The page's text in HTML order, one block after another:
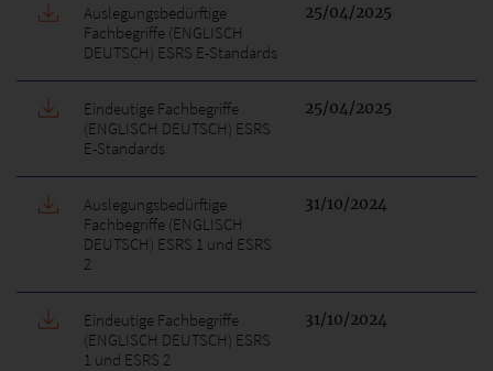
Auslegungsbedürftige
Fachbegriffe (ENGLISCH
DEUTSCH) ESRS E-Standards
25/04/2025
Eindeutige Fachbegriffe
(ENGLISCH DEUTSCH) ESRS
E-Standards
25/04/2025
Auslegungsbedürftige
Fachbegriffe (ENGLISCH
DEUTSCH) ESRS 1 und ESRS
2
31/10/2024
Eindeutige Fachbegriffe
(ENGLISCH DEUTSCH) ESRS
1 und ESRS 2
31/10/2024